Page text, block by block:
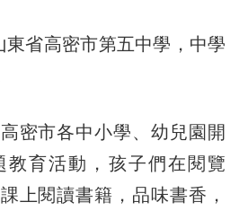
省高密市第五中學，中學
市各中小學、幼兒園開
教育活動，孩子們在閱覽
上閱讀書籍，品味書香，